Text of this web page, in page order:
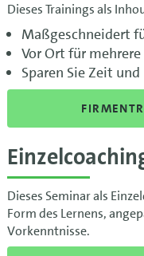
Dieses Trainings als
Maßgeschneidert
Vor Ort für mehrere
Sparen Sie Zeit
Dieses Seminar als
Form des Lernens,
Vorkenntnisse.